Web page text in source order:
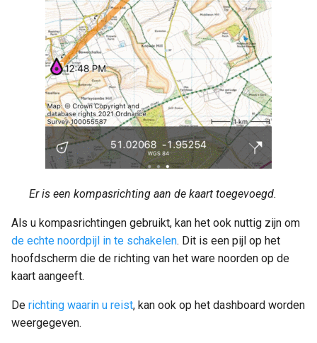
Er is een kompasrichting aan de kaart toegevoegd.
Als u kompasrichtingen gebruikt, kan het ook nuttig zijn om
de echte noordpijl in te schakelen. Dit is een pijl op het
hoofdscherm die de richting van het ware noorden op de
kaart aangeeft.
De richting waarin u reist, kan ook op het dashboard worden
weergegeven.